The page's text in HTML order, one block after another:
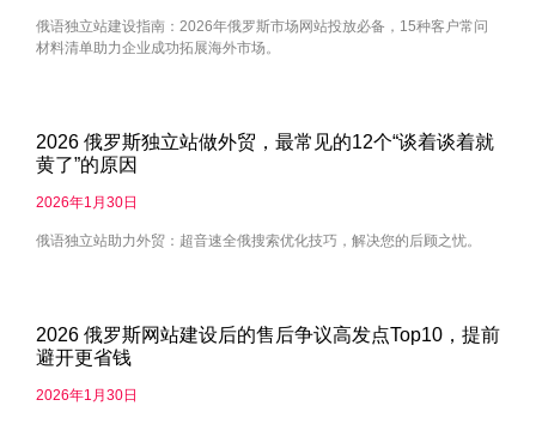
俄语独立站建设指南：2026年俄罗斯市场网站投放必备，15种客户常问
材料清单助力企业成功拓展海外市场。
2026 俄罗斯独立站做外贸，最常见的12个“谈着谈着就
黄了”的原因
2026年1月30日
俄语独立站助力外贸：超音速全俄搜索优化技巧，解决您的后顾之忧。
2026 俄罗斯网站建设后的售后争议高发点Top10，提前
避开更省钱
2026年1月30日